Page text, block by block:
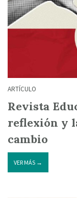
ARTÍCULO
Revista
reflexión y
cambio
VER MÁS →